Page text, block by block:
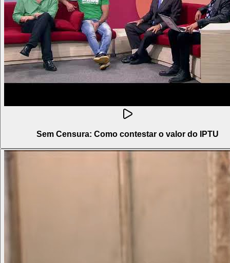
Sem Censura: Como contestar o valor do IPTU